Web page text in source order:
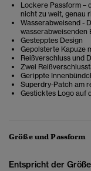
Lockere Passform –
nicht zu weit, genau
Wasserabweisend -
wasserabweisenden
Gestepptes Design
Gepolsterte Kapuze
Reißverschluss und
Zwei
Gerippte
Superdry-Patch am
Gesticktes Logo auf
Größe und Passform
Entspricht der Größe